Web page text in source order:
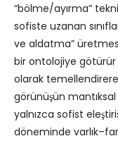
“bölme/ayırma”
sofiste uzanan
ve aldatma”
bir ontolojiye götürür
olarak
görünüşün
yalnızca sofist
döneminde